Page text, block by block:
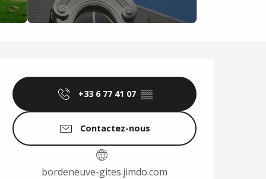
et
+33 6 77 41 07 ▒▒
Contactez-nous
bordeneuve-gites.jimdo.com